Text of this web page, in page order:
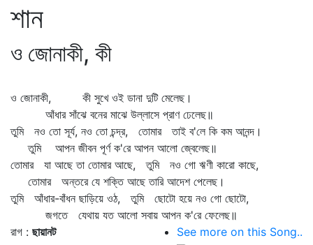
শান
ও জোনাকী, কী
ও জোনাকী, কী সুখে ওই ডানা দুটি মেলেছ।
আঁধার সাঁঝে বনের মাঝে উল্লাসে প্রাণ ঢেলেছ॥
তুমি নও তো সূর্য, নও তো চন্দ্র, তোমার তাই ব'লে কি কম আনন্দ।
তুমি আপন জীবন পূর্ণ ক'রে আপন আলো জ্বেলেছ॥
তোমার যা আছে তা তোমার আছে, তুমি নও গো ঋণী কারো কাছে,
তোমার অন্তরে যে শক্তি আছে তারি আদেশ পেলেছ।
তুমি আঁধার-বাঁধন ছাড়িয়ে ওঠ, তুমি ছোটো হয়ে নও গো ছোটো,
জগতে যেথায় যত আলো সবায় আপন ক'রে ফেলেছ॥
রাগ : ছায়ানট
See more on this Song..